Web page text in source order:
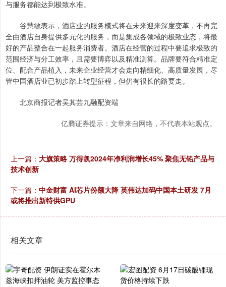
与服务都能达到极致水准。
谷慧敏表示，酒店业的服务模式将在未来迎来深度变革，不再完
全由酒店自身提供多元化的服务，而是集成各领域的极致业态，将最
好的产品整合在一起服务消费者。酒店在经营的过程中要追求极致的
范围经济与分工效率，且需要博弈以及精准测算。品牌要符合精准定
位、配合产品植入，未来企业经营才会走向精细化、高质量发展，尽
管中国酒店业已初步踏上转型征程，但仍有很长的路要走。
北京商报记者吴其芸九融配资端
亿腾证券提示：文章来自网络，不代表本站观点。
上一篇： 大旗策略 万得凯2024年净利润增长45% 聚焦无铅产品与
技术创新
下一篇： 中金财富 AI芯片份额大降 英伟达加码中国本土研发 7月
或将推出新特供GPU
相关文章